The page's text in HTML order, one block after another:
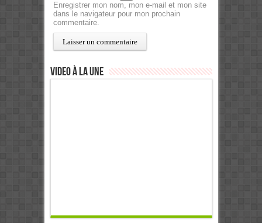
Enregistrer mon nom, mon e-mail et mon site
dans le navigateur pour mon prochain
commentaire.
Video à la Une